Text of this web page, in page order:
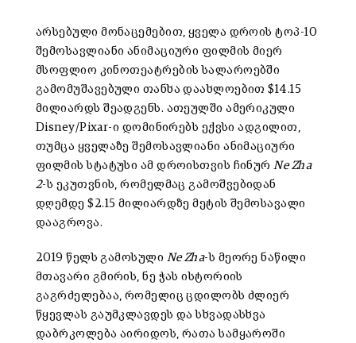
არსებული მონაცემებით, ყველა დროის ტოპ-10
შემოსავლიანი ანიმაციური ფილმის მიერ
მსოფლიო კინოთეატრების სალაროებში
გამომუშავებული თანხა დაახლოებით $14.15
მილიარდს შეადგენს. ათეულში ამერიკული
Disney/Pixar-ი დომინირებს ექვსი ადგილით,
თუმცა ყველაზე შემოსავლიანი ანიმაციური
ფილმის სტატუსი ამ დროისთვის ჩინურ Ne Zha
2-ს ეკუთვნის, რომელმაც გამოშვებიდან
დღემდე $2.15 მილიარდზე მეტის შემოსავალი
დააგროვა.
2019 წელს გამოსული Ne Zha-ს მეორე ნაწილი
მთავარი გმირის, ნე ჭას ისტორიის
გაგრძელებაა, რომელიც ცდილობს ძლიერ
წყევლას გაუმკლავდეს და სხვადასხვა
დაბრკოლება აირიდოს, რათა სამყაროში